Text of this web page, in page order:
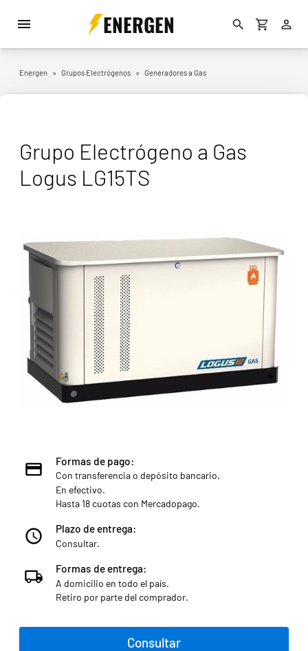
ENERGEN
Energen » Grupos Electrógenos » Generadores a Gas
Grupo Electrógeno a Gas
Logus LG15TS
Formas de pago:
Con transferencia o depósito bancario.
En efectivo.
Hasta 18 cuotas con Mercadopago.
Plazo de entrega:
Consultar.
Formas de entrega:
A domicilio en todo el país.
Retiro por parte del comprador.
Consultar